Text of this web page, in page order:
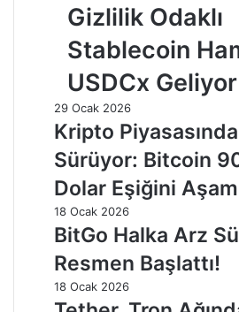
Gizlilik Odaklı
Stablecoin
USDCx
29 Ocak 2026
Kripto
Sürüyor: Bitcoin
Dolar Eşiğini
18 Ocak 2026
BitGo Halka Arz
Resmen Başlattı!
18 Ocak 2026